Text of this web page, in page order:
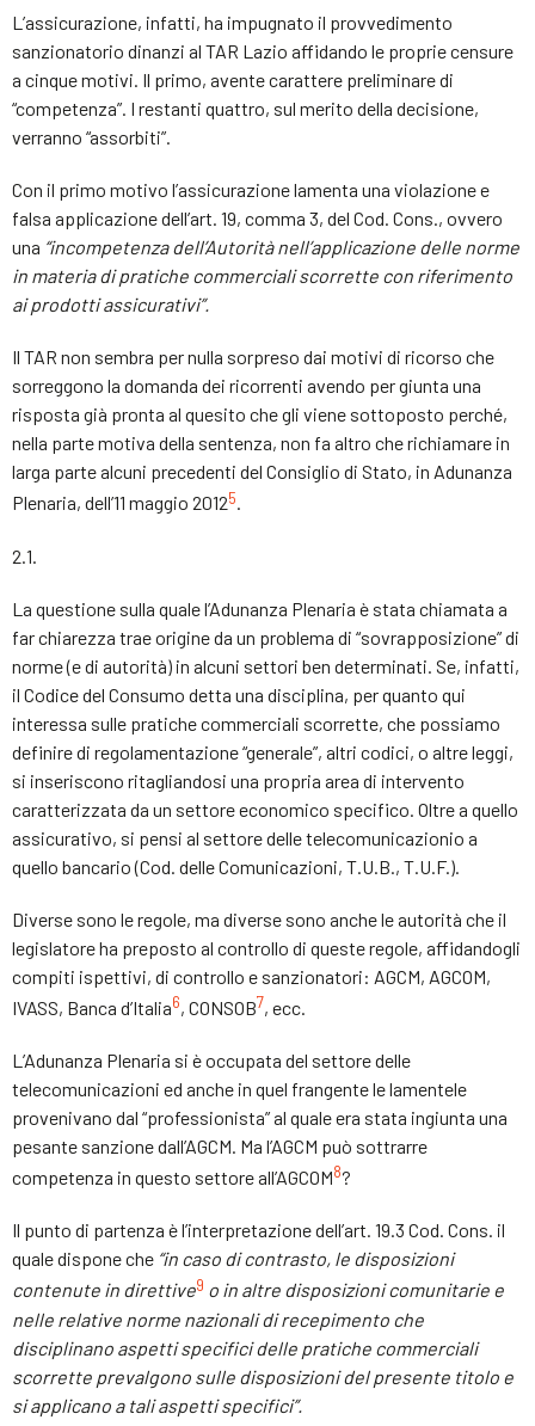
L’assicurazione, infatti, ha impugnato il provvedimento
sanzionatorio dinanzi al TAR Lazio affidando le proprie censure
a cinque motivi. Il primo, avente carattere preliminare di
“competenza”. I restanti quattro, sul merito della decisione,
verranno “assorbiti”.
Con il primo motivo l’assicurazione lamenta una violazione e
falsa applicazione dell’art. 19, comma 3, del Cod. Cons., ovvero
una “incompetenza dell’Autorità nell’applicazione delle norme
in materia di pratiche commerciali scorrette con riferimento
ai prodotti assicurativi”.
Il TAR non sembra per nulla sorpreso dai motivi di ricorso che
sorreggono la domanda dei ricorrenti avendo per giunta una
risposta già pronta al quesito che gli viene sottoposto perché,
nella parte motiva della sentenza, non fa altro che richiamare in
larga parte alcuni precedenti del Consiglio di Stato, in Adunanza
Plenaria, dell’11 maggio 20125.
2.1.
La questione sulla quale l’Adunanza Plenaria è stata chiamata a
far chiarezza trae origine da un problema di “sovrapposizione” di
norme (e di autorità) in alcuni settori ben determinati. Se, infatti,
il Codice del Consumo detta una disciplina, per quanto qui
interessa sulle pratiche commerciali scorrette, che possiamo
definire di regolamentazione “generale”, altri codici, o altre leggi,
si inseriscono ritagliandosi una propria area di intervento
caratterizzata da un settore economico specifico. Oltre a quello
assicurativo, si pensi al settore delle telecomunicazionio a
quello bancario (Cod. delle Comunicazioni, T.U.B., T.U.F.).
Diverse sono le regole, ma diverse sono anche le autorità che il
legislatore ha preposto al controllo di queste regole, affidandogli
compiti ispettivi, di controllo e sanzionatori: AGCM, AGCOM,
IVASS, Banca d’Italia6, CONSOB7, ecc.
L’Adunanza Plenaria si è occupata del settore delle
telecomunicazioni ed anche in quel frangente le lamentele
provenivano dal “professionista” al quale era stata ingiunta una
pesante sanzione dall’AGCM. Ma l’AGCM può sottrarre
competenza in questo settore all’AGCOM8?
Il punto di partenza è l’interpretazione dell’art. 19.3 Cod. Cons. il
quale dispone che “in caso di contrasto, le disposizioni
contenute in direttive9 o in altre disposizioni comunitarie e
nelle relative norme nazionali di recepimento che
disciplinano aspetti specifici delle pratiche commerciali
scorrette prevalgono sulle disposizioni del presente titolo e
si applicano a tali aspetti specifici”.